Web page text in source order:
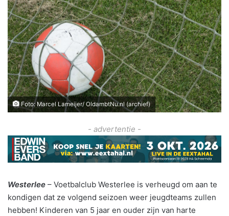
Foto: Marcel Lameijer/ OldambtNu.nl (archief)
- advertentie -
Westerlee – Voetbalclub Westerlee is verheugd om aan te
kondigen dat ze volgend seizoen weer jeugdteams zullen
hebben! Kinderen van 5 jaar en ouder zijn van harte